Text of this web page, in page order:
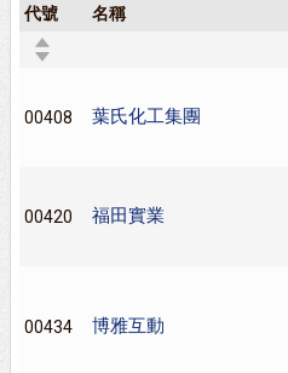
代號 名稱
00408 葉氏化工集團
00420 福田實業
00434 博雅互動